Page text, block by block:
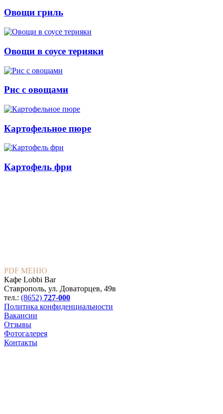
Овощи гриль
Овощи в соусе терияки
Рис с овощами
Картофельное пюре
Картофель фри
PDF МЕНЮ
Кафе Lobbi Bar
Ставрополь, ул. Доваторцев, 49в
тел.: (8652) 727-000
Политика конфиденциальности
Вакансии
Отзывы
Фотогалерея
Контакты